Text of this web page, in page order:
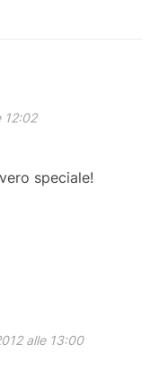
12:02
speciale!
alle 13:00